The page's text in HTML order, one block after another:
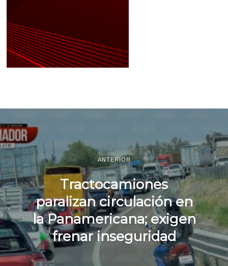
ANTERIOR
Tractocamiones
paralizan circulación en
la Panamericana; exigen
frenar inseguridad